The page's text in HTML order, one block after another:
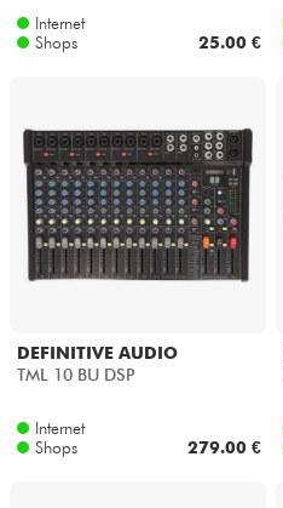
Internet
Shops
25.00 €
DEFINITIVE AUDIO
TML 10 BU DSP
Internet
Shops
279.00 €